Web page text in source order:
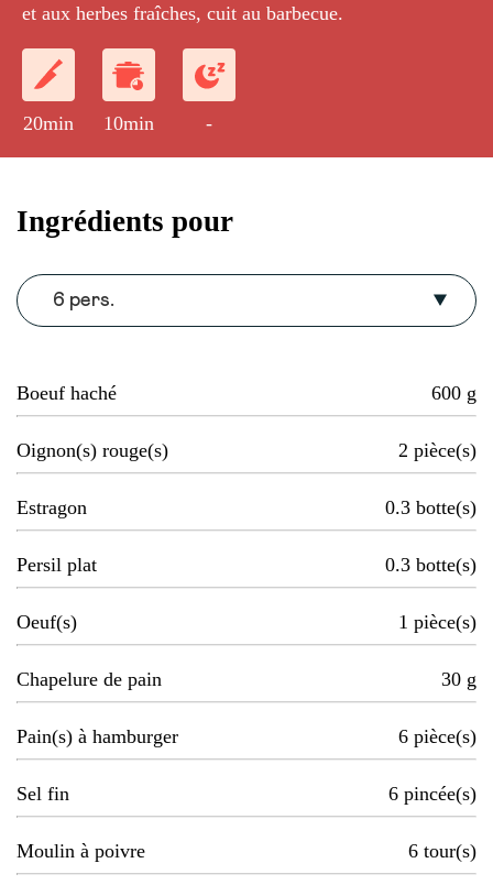
et aux herbes fraîches, cuit au barbecue.
20min 10min -
Ingrédients pour
6 pers.
Boeuf haché 600 g
Oignon(s) rouge(s) 2 pièce(s)
Estragon 0.3 botte(s)
Persil plat 0.3 botte(s)
Oeuf(s) 1 pièce(s)
Chapelure de pain 30 g
Pain(s) à hamburger 6 pièce(s)
Sel fin 6 pincée(s)
Moulin à poivre 6 tour(s)